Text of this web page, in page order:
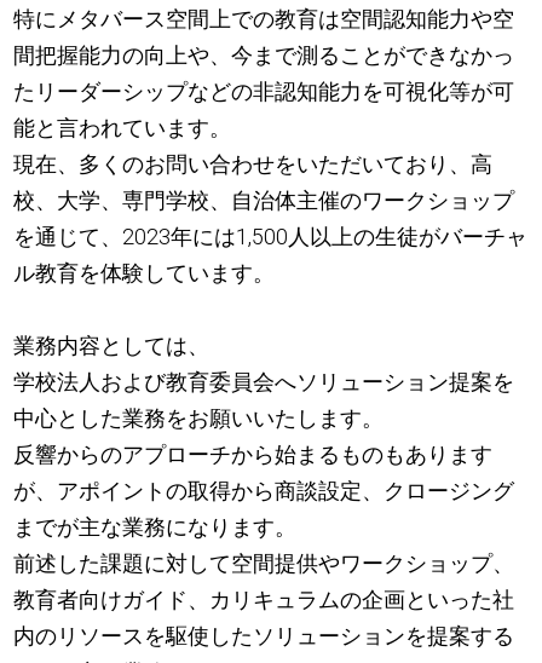
特にメタバース空間上での教育は空間認知能力や空
間把握能力の向上や、今まで測ることができなかっ
たリーダーシップなどの非認知能力を可視化等が可
能と言われています。
現在、多くのお問い合わせをいただいており、高
校、大学、専門学校、自治体主催のワークショップ
を通じて、2023年には1,500人以上の生徒がバーチャ
ル教育を体験しています。
業務内容としては、
学校法人および教育委員会へソリューション提案を
中心とした業務をお願いいたします。
反響からのアプローチから始まるものもあります
が、アポイントの取得から商談設定、クロージング
までが主な業務になります。
前述した課題に対して空間提供やワークショップ、
教育者向けガイド、カリキュラムの企画といった社
内のリソースを駆使したソリューションを提案する